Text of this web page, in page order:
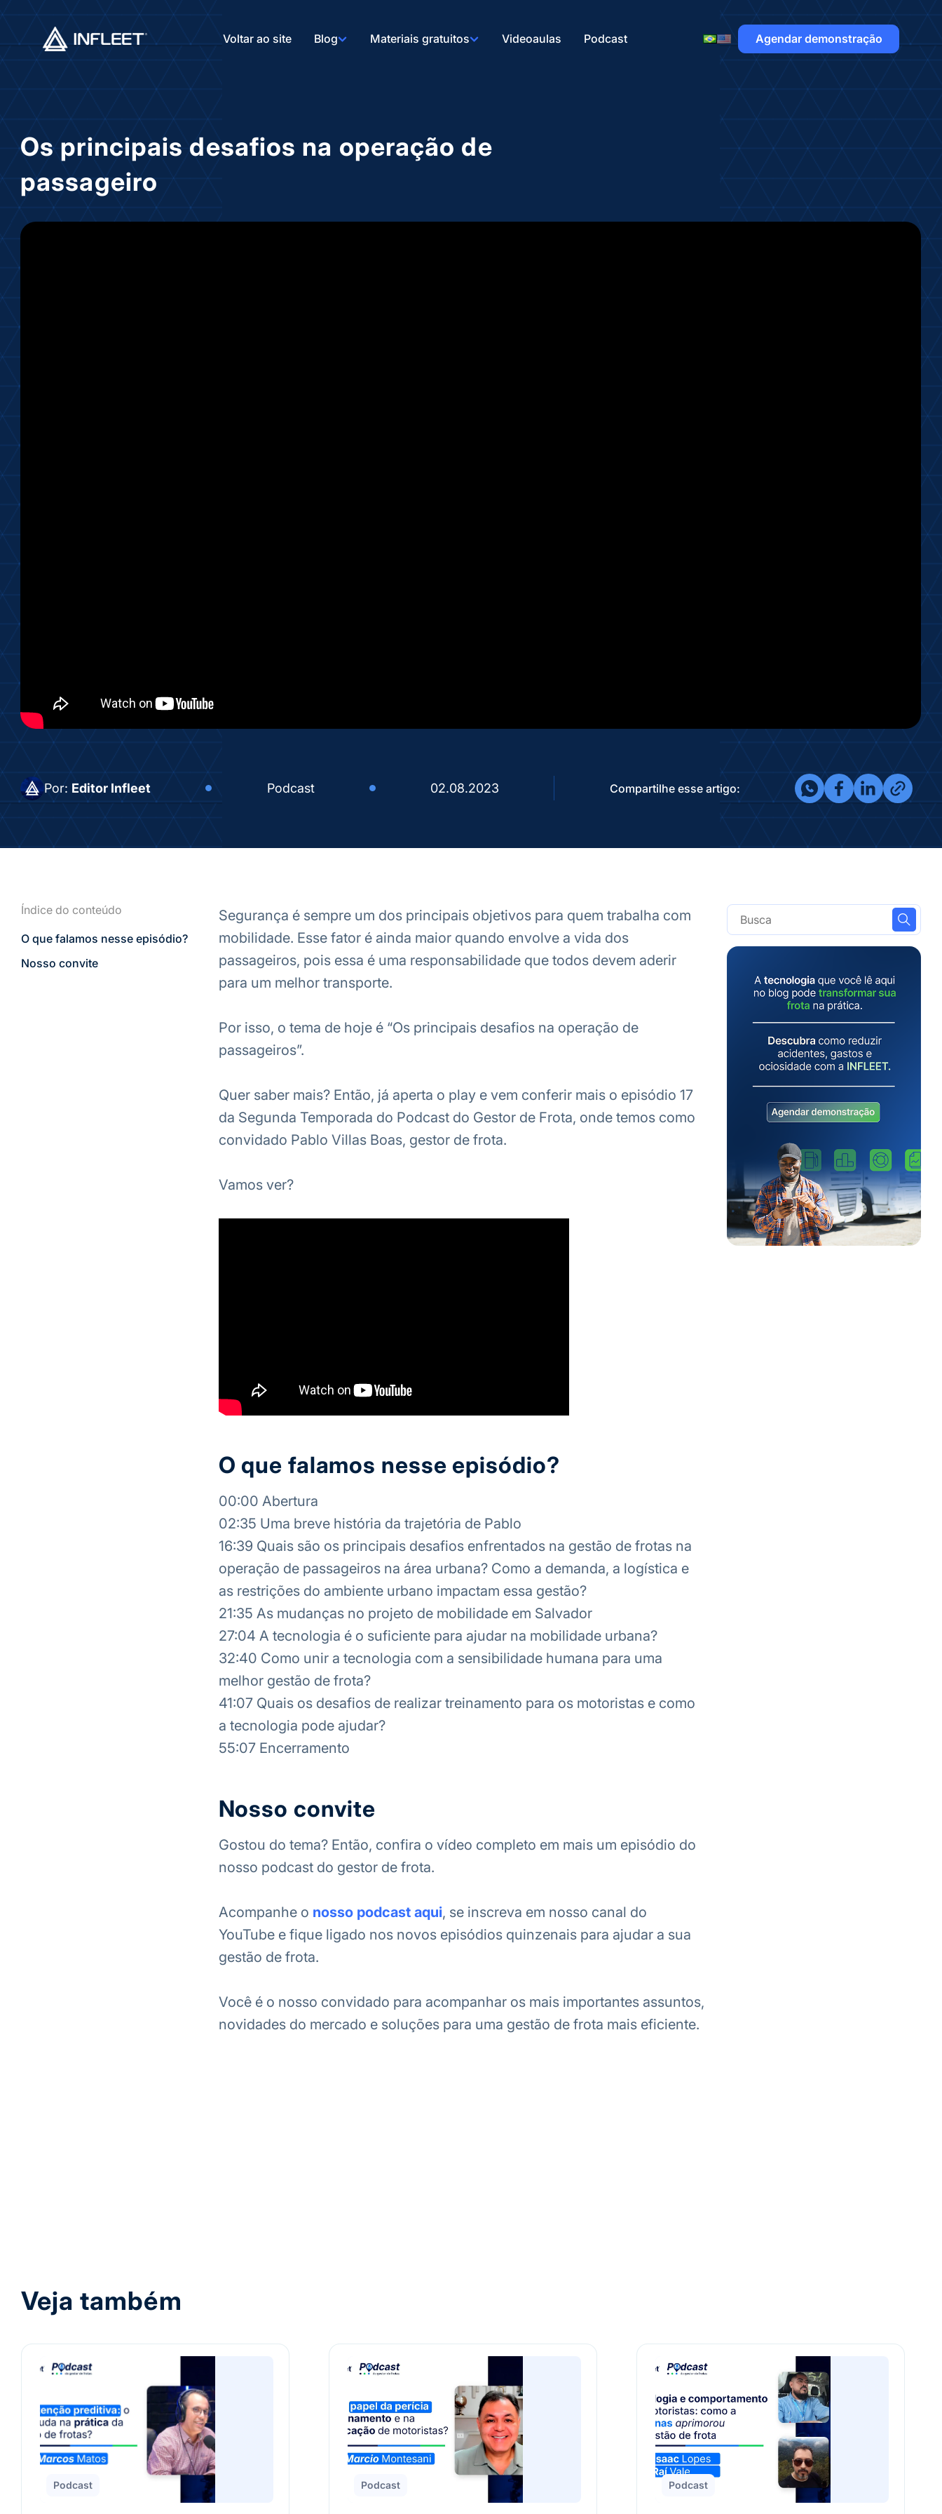
Voltar ao site Blog Materiais gratuitos Videoaulas Podcast Agendar demonstração
Os principais desafios na operação de
passageiro
Por: Editor Infleet Podcast 02.08.2023 Compartilhe esse artigo:
Índice do conteúdo
O que falamos nesse episódio?
Nosso convite
Segurança é sempre um dos principais objetivos para quem trabalha com
mobilidade. Esse fator é ainda maior quando envolve a vida dos
passageiros, pois essa é uma responsabilidade que todos devem aderir
para um melhor transporte.
Por isso, o tema de hoje é “Os principais desafios na operação de
passageiros”.
Quer saber mais? Então, já aperta o play e vem conferir mais o episódio 17
da Segunda Temporada do Podcast do Gestor de Frota, onde temos como
convidado Pablo Villas Boas, gestor de frota.
Vamos ver?
O que falamos nesse episódio?
00:00 Abertura
02:35 Uma breve história da trajetória de Pablo
16:39 Quais são os principais desafios enfrentados na gestão de frotas na
operação de passageiros na área urbana? Como a demanda, a logística e
as restrições do ambiente urbano impactam essa gestão?
21:35 As mudanças no projeto de mobilidade em Salvador
27:04 A tecnologia é o suficiente para ajudar na mobilidade urbana?
32:40 Como unir a tecnologia com a sensibilidade humana para uma
melhor gestão de frota?
41:07 Quais os desafios de realizar treinamento para os motoristas e como
a tecnologia pode ajudar?
55:07 Encerramento
Nosso convite
Gostou do tema? Então, confira o vídeo completo em mais um episódio do
nosso podcast do gestor de frota.
Acompanhe o nosso podcast aqui, se inscreva em nosso canal do
YouTube e fique ligado nos novos episódios quinzenais para ajudar a sua
gestão de frota.
Você é o nosso convidado para acompanhar os mais importantes assuntos,
novidades do mercado e soluções para uma gestão de frota mais eficiente.
Veja também
Podcast Podcast Podcast